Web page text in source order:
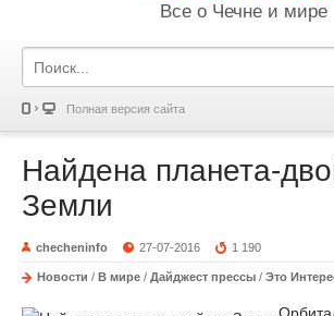
Все о Чечне и мире
Полная версия сайта
Найдена планета-
Земли
checheninfo 27-07-2016 1 190
Новости / В мире / Дайджест прессы / Это